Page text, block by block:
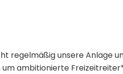
regelmäßig unsere Anlage
ambitionierte